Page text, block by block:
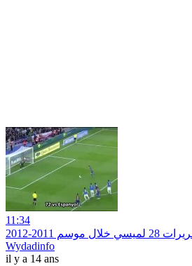
11:34
Wydadinfo
il y a 14 ans